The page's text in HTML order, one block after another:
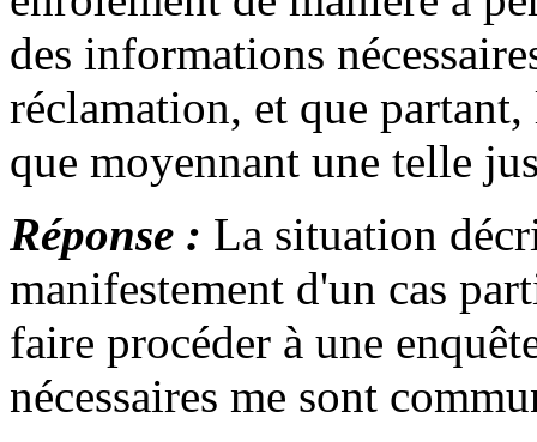
des informations
réclamation, et que
que moyennant une telle
Réponse : La situation
manifestement d'un cas
faire procéder à une
nécessaires me sont